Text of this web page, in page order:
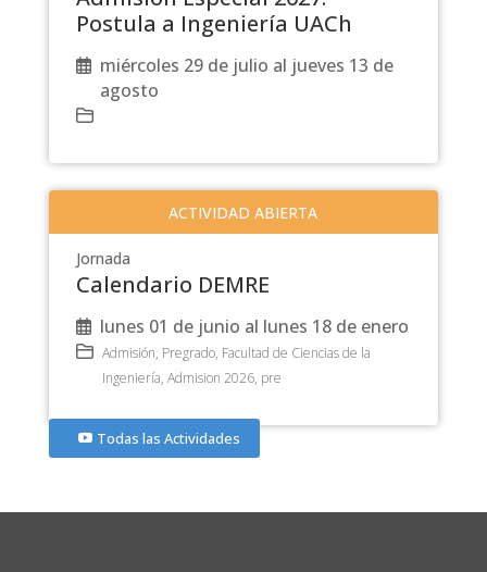
Postula a Ingeniería UACh
miércoles 29 de julio al jueves 13 de
agosto
ACTIVIDAD ABIERTA
Jornada
Calendario DEMRE
lunes 01 de junio al lunes 18 de enero
Admisión, Pregrado, Facultad de Ciencias de la
Ingeniería, Admision 2026, pre
Todas las Actividades